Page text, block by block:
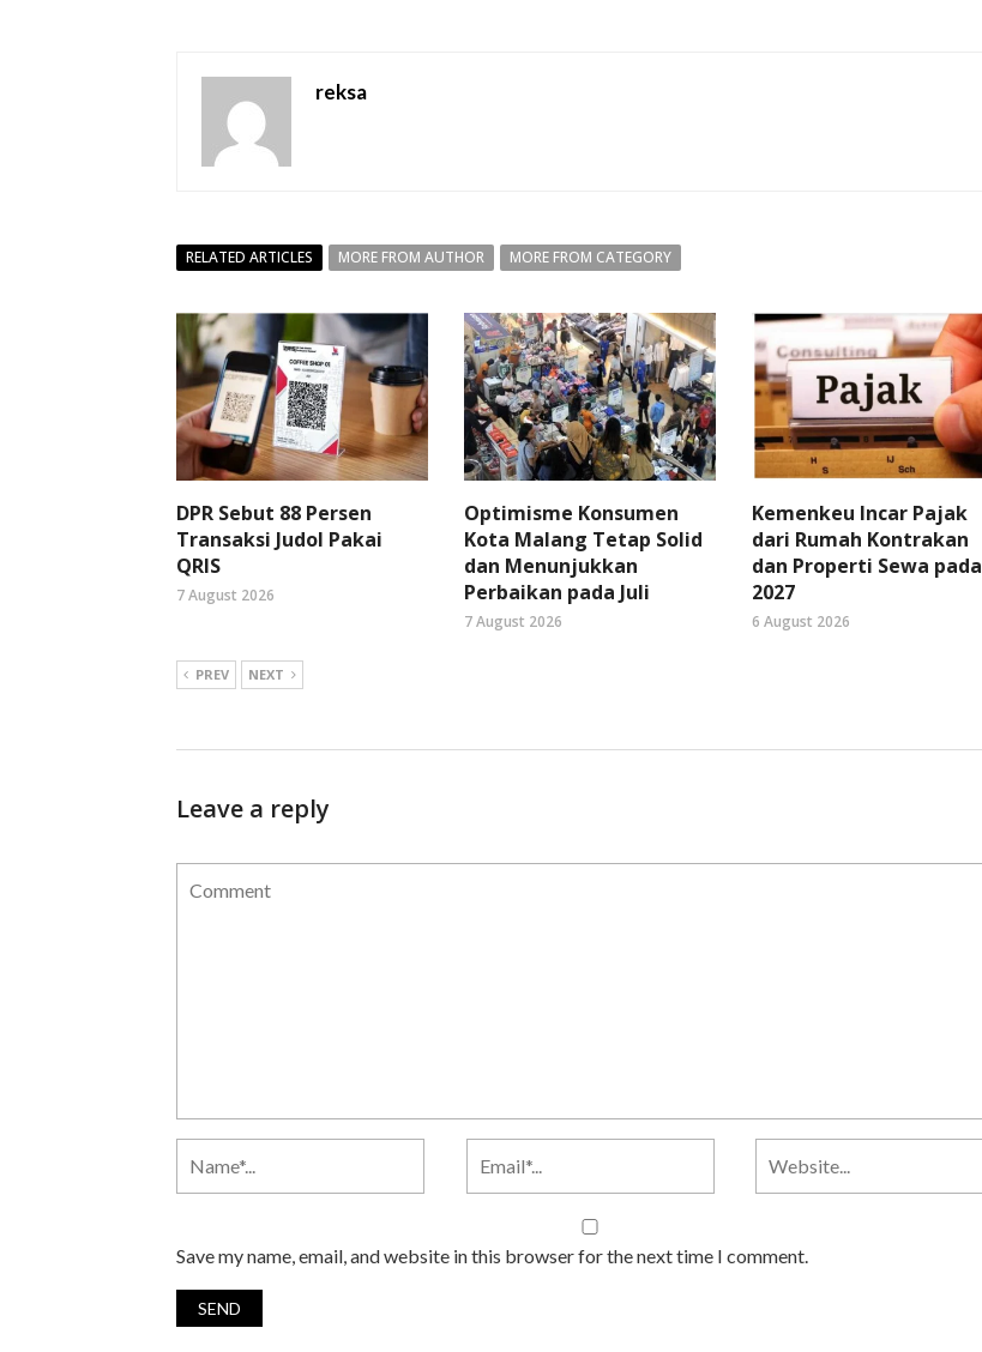
reksa
RELATED ARTICLES MORE FROM AUTHOR MORE FROM CATEGORY
DPR Sebut 88 Persen
Transaksi Judol Pakai
QRIS
7 August 2026
Optimisme Konsumen
Kota Malang Tetap Solid
dan Menunjukkan
Perbaikan pada Juli
7 August 2026
Kemenkeu Incar Pajak
dari Rumah Kontrakan
dan Properti Sewa pada
2027
6 August 2026
PREV NEXT
Leave a reply
Save my name, email, and website in this browser for the next time I comment.